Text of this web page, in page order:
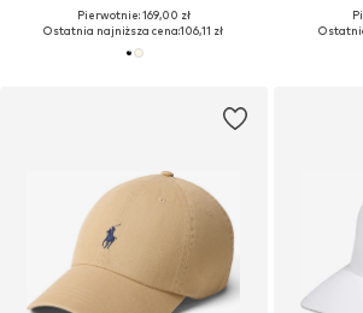
Pierwotnie: 169,00 zł
Ostatnia najniższa cena:106,11 zł